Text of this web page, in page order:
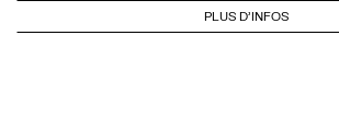
PLUS D'INFOS